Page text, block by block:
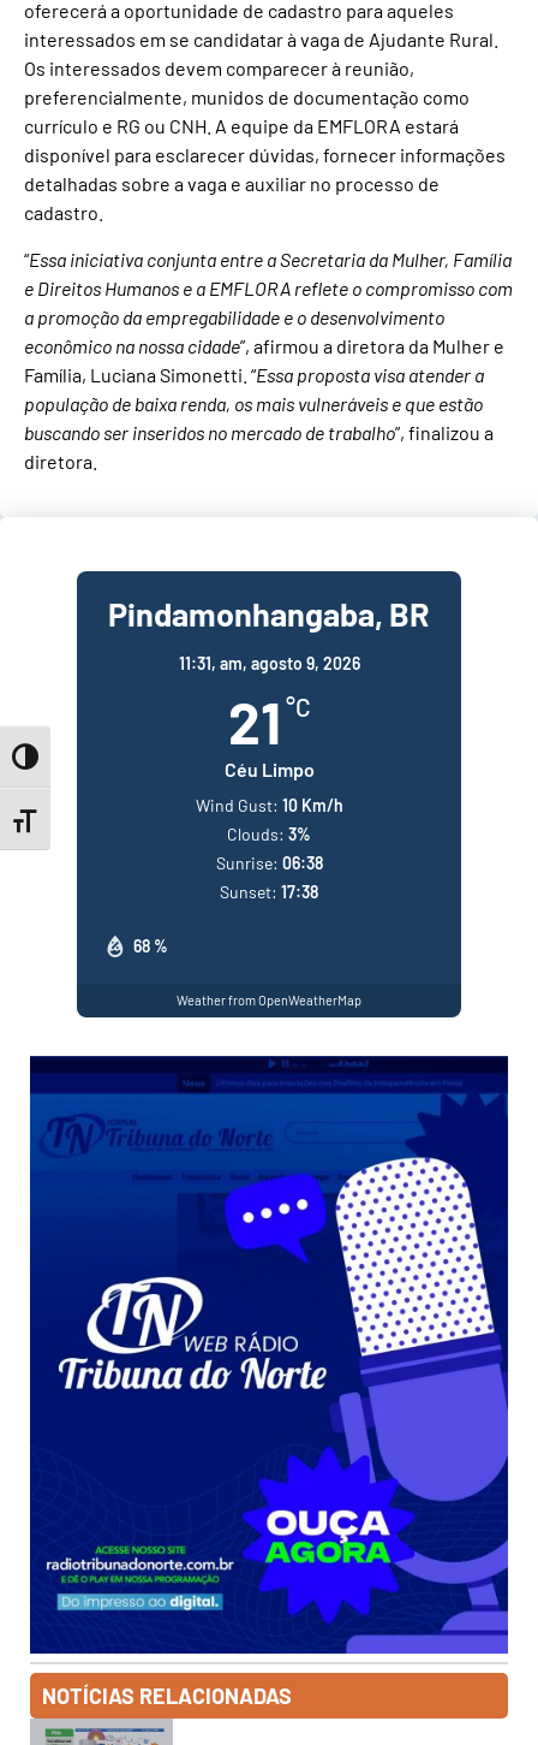
Toggle High Contrast
Toggle Font size
oferecerá a oportunidade de cadastro para aqueles
interessados em se candidatar à vaga de Ajudante Rural.
Os interessados devem comparecer à reunião,
preferencialmente, munidos de documentação como
currículo e RG ou CNH. A equipe da EMFLORA estará
disponível para esclarecer dúvidas, fornecer informações
detalhadas sobre a vaga e auxiliar no processo de
cadastro.
“Essa iniciativa conjunta entre a Secretaria da Mulher, Família
e Direitos Humanos e a EMFLORA reflete o compromisso com
a promoção da empregabilidade e o desenvolvimento
econômico na nossa cidade”, afirmou a diretora da Mulher e
Família, Luciana Simonetti. “Essa proposta visa atender a
população de baixa renda, os mais vulneráveis e que estão
buscando ser inseridos no mercado de trabalho”, finalizou a
diretora.
Pindamonhangaba, BR
11:31, am, agosto 9, 2026
21 °C
Céu Limpo
68 %
Wind Gust: 10 Km/h
Clouds: 3%
Sunrise: 06:38
Sunset: 17:38
Weather from OpenWeatherMap
NOTÍCIAS RELACIONADAS